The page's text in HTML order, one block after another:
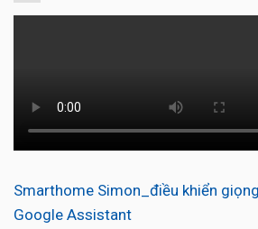
Smarthome Simon_điều khiển
Google Assistant